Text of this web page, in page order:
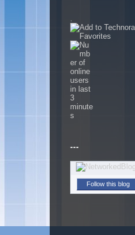
---
Follow this blog